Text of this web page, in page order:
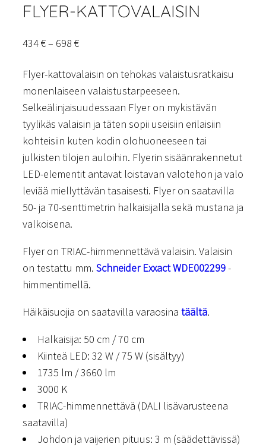
FLYER-KATTOVALAISIN
434€– 698 €Hintaluokka:
–
698 €
Flyer-kattovalaisin on tehokas valaistusratkaisu
monenlaiseen valaistustarpeeseen.
Selkeälinjaisuudessaan Flyer on mykistävän
tyylikäs valaisin ja täten sopii useisiin erilaisiin
kohteisiin kuten kodin olohuoneeseen tai
julkisten tilojen auloihin. Flyerin sisäänrakennetut
LED-elementit antavat loistavan valotehon ja valo
leviää miellyttävän tasaisesti. Flyer on saatavilla
50- ja 70-senttimetrin halkaisijalla sekä mustana ja
valkoisena.
Flyer on TRIAC-himmennettävä valaisin. Valaisin
on testattu mm. Schneider Exxact WDE002299-
himmentimellä.
Häikäisuojia on saatavilla varaosina täältä.
Halkaisija: 50 cm / 70 cm
Kiinteä LED: 32 W / 75 W (sisältyy)
1735 lm / 3660 lm
3000 K
TRIAC-himmennettävä (DALI lisävarusteena
saatavilla)
Johdon ja vaijerien pituus: 3 m (säädettävissä)